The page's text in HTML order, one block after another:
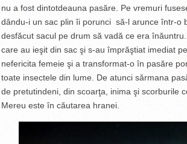
nu a fost dintotdeauna pasăre. Pe vremuri
dându-i un sac plin îi porunci să-l arunce într-o
desfăcut sacul pe drum să vadă ce era
care au ieşit din sac şi s-au împrăştiat imediat
nefericita femeie şi a transformat-o în pasăre
toate insectele din lume. De atunci sărmana
de pretutindeni, din scoarţa, inima şi scorburile
Mereu este în căutarea hranei.